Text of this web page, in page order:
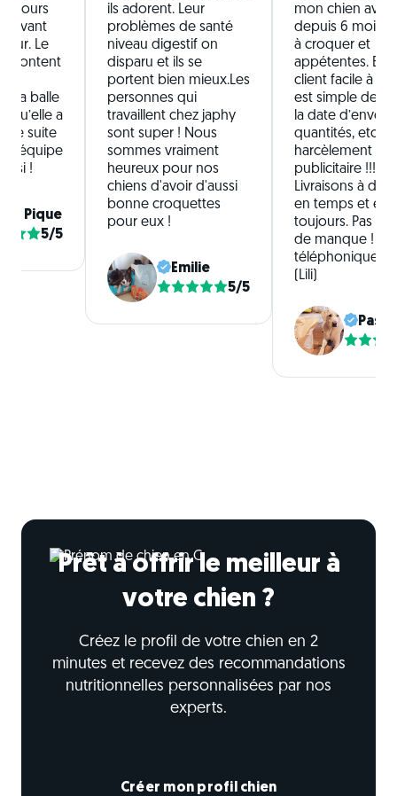
avant
Le
content
sa balle
qu’elle a
de suite
l’équipe
!
Pique
5/5
ils adorent. Leur
problèmes de santé
niveau digestif on
disparu et ils se
portent bien mieux.Les
personnes qui
travaillent chez japhy
sont super ! Nous
sommes vraiment
heureux pour nos
chiens d'avoir d'aussi
bonne croquettes
pour eux !
Emilie
5/5
mon chien avec
depuis 6 mois),
à croquer et
appétentes.
client facile à
est simple de
la date d’envoi,
quantités, etc.
harcèlement
publicitaire !!!
Livraisons à
en temps et en
toujours. Pas de
de manque !
téléphonique
(Lili)
Prêt à offrir le meilleur à
votre chien ?
Créez le profil de votre chien en 2
minutes et recevez des recommandations
nutritionnelles personnalisées par nos
experts.
Créer mon profil chien